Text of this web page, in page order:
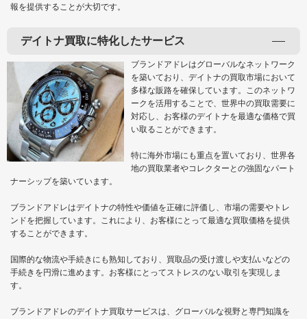
報を提供することが大切です。
デイトナ買取に特化したサービス
ブランドアドレはグローバルなネットワーク
を築いており、デイトナの買取市場において
多様な販路を確保しています。このネットワ
ークを活用することで、世界中の買取需要に
対応し、お客様のデイトナを最適な価格で買
い取ることができます。
特に海外市場にも重点を置いており、世界各
地の買取業者やコレクターとの強固なパート
ナーシップを築いています。
ブランドアドレはデイトナの特性や価値を正確に評価し、市場の需要やトレ
ンドを把握しています。これにより、お客様にとって最適な買取価格を提供
することができます。
国際的な物流や手続きにも熟知しており、買取品の受け渡しや支払いなどの
手続きを円滑に進めます。お客様にとってストレスのない取引を実現しま
す。
ブランドアドレのデイトナ買取サービスは、グローバルな視野と専門知識を